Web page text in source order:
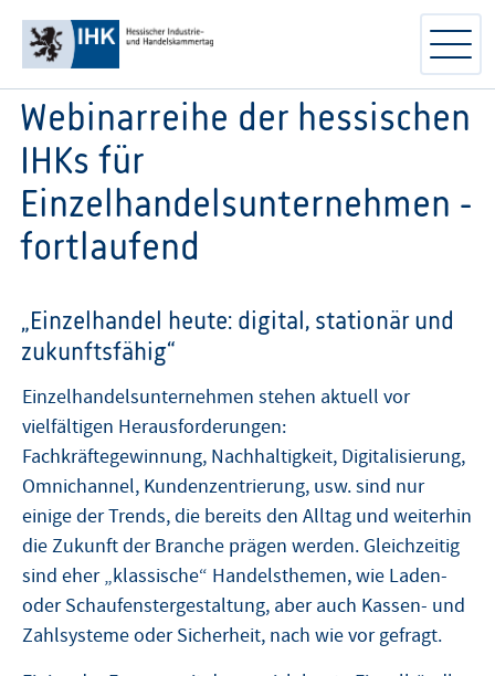
Webinarreihe der hessischen
IHKs für
Einzelhandelsunternehmen -
fortlaufend
„Einzelhandel heute: digital, stationär und
zukunftsfähig“
Einzelhandelsunternehmen stehen aktuell vor
vielfältigen Herausforderungen:
Fachkräftegewinnung, Nachhaltigkeit, Digitalisierung,
Omnichannel, Kundenzentrierung, usw. sind nur
einige der Trends, die bereits den Alltag und weiterhin
die Zukunft der Branche prägen werden. Gleichzeitig
sind eher „klassische“ Handelsthemen, wie Laden-
oder Schaufenstergestaltung, aber auch Kassen- und
Zahlsysteme oder Sicherheit, nach wie vor gefragt.